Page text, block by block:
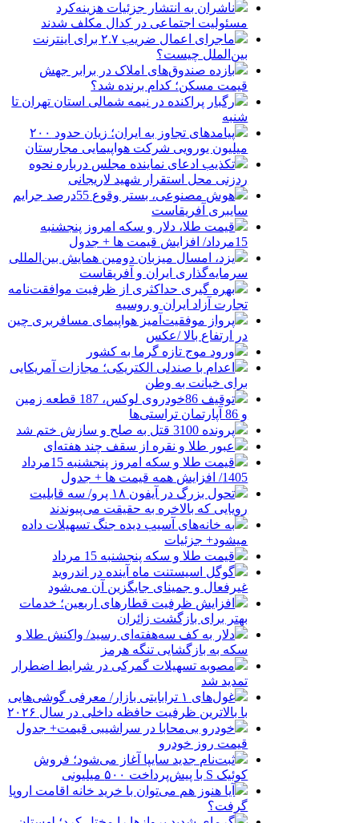
ناشران به انتشار جزئیات هزینه‌کرد
مسئولیت اجتماعی در کدال مکلف شدند
ماجرای اعمال ضریب ۲.۷ برای اینترنت
بین‌الملل چیست؟
بازده صندوق‌های املاک در برابر جهش
قیمت مسکن؛ کدام برنده شد؟
رگبار پراکنده در نیمه شمالی استان تهران تا
شنبه
پیامدهای تجاوز به ایران؛ زیان حدود ۲۰۰
میلیون یورویی شرکت هواپیمایی مجارستان
تکذیب ادعای نماینده مجلس درباره نحوه
ردزنی محل استقرار شهید لاریجانی
هوش مصنوعی، بستر وقوع 55درصد جرایم
سایبری آفریقاست
قیمت طلا، دلار و سکه امروز پنجشنبه
15مرداد/ افزایش قیمت ها + جدول
یزد، امسال میزبان دومین همایش بین‌المللی
سرمایه‌گذاری ایران و آفریقاست
بهره گیری حداکثری از ظرفیت موافقت‌نامه
تجارت آزاد ایران و روسیه
پرواز موفقیت‌آمیز هواپیمای مسافربری چین
در ارتفاع بالا /عکس
ورود موج تازه گرما به کشور
اعدام با صندلی الکتریکی؛ مجازات آمریکایی
برای خیانت به وطن
توقیف 86خودروی لوکس، 187 قطعه زمین
و 86 آپارتمان تراستی‌ها
پرونده 3100 قتل به صلح و سازش ختم شد
عبور طلا و نقره از سقف چند هفته‌ای
قیمت طلا و سکه امروز پنجشنبه 15مرداد
1405/ افزایش همه قیمت ها + جدول
تحول بزرگ در آیفون ۱۸ پرو/ سه قابلیت
رویایی که بالاخره به حقیقت می‌پیوندند
به خانه‌های آسیب دیده جنگ تسهیلات داده
میشود+ جزئیات
قیمت طلا و سکه پنجشنبه 15 مرداد
گوگل اسیستنت ماه آینده در اندروید
غیرفعال و جمینای جایگزین آن می‌شود
افزایش ظرفیت قطارهای اربعین؛ خدمات
بهتر برای بازگشت زائران
دلار به کف سه‌هفته‌ای رسید/ واکنش طلا و
سکه به بازگشایی تنگه هرمز
مصوبه تسهیلات گمرکی در شرایط اضطرار
تمدید شد
غول‌های ۱ ترابایتی بازار/ معرفی گوشی‌هایی
با بالاترین ظرفیت حافظه داخلی در سال ۲۰۲۶
خودرو بی‌محابا در سراشیبی قیمت+ جدول
قیمت روز خودرو
ثبت‌نام جدید سایپا آغاز می‌شود؛ فروش
کوئیک S با پیش‌پرداخت ۵۰۰ میلیونی
آیا هنوز هم می‌توان با خرید خانه اقامت اروپا
گرفت؟